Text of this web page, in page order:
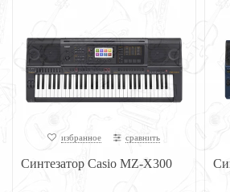
избранное сравнить
Синтезатор Casio MZ-X300